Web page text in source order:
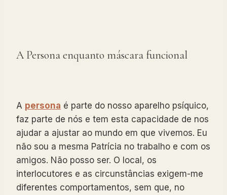
A Persona enquanto máscara funcional
A persona é parte do nosso aparelho psíquico,
faz parte de nós e tem esta capacidade de nos
ajudar a ajustar ao mundo em que vivemos. Eu
não sou a mesma Patrícia no trabalho e com os
amigos. Não posso ser. O local, os
interlocutores e as circunstâncias exigem-me
diferentes comportamentos, sem que, no